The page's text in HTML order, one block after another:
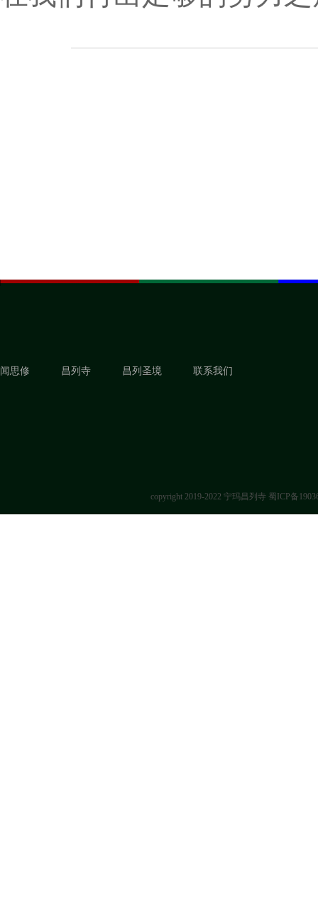
闻思修 昌列寺 昌列圣境 联系我们
copyright 2019-2022 宁玛昌列寺 蜀ICP备